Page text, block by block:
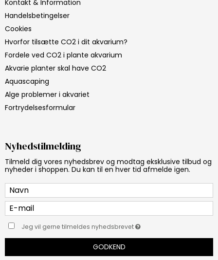
Kontakt & Information
Handelsbetingelser
Cookies
Hvorfor tilsætte CO2 i dit akvarium?
Fordele ved CO2 i plante akvarium
Akvarie planter skal have CO2
Aquascaping
Alge problemer i akvariet
Fortrydelsesformular
Nyhedstilmelding
Tilmeld dig vores nyhedsbrev og modtag eksklusive tilbud og
nyheder i shoppen. Du kan til en hver tid afmelde igen.
Jeg vil gerne tilmeldes nyhedsbrevet
GODKEND